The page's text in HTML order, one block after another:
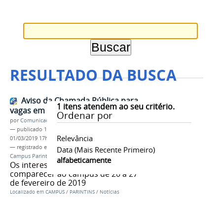
RESULTADO DA BUSCA
1 itens atendem ao seu critério.
Ordenar por
Relevância
Data (mais Recente Primeiro)
alfabeticamente
Aviso da Chamada Pública para
vagas em curso técnico!
porComunicação CPR
— publicado 12/02/2019
01/03/2019 17h18
— registrado em:
Matrícula Proeja, Proeja 2019
Campus Parintins
Administração Proeja
Os interessados deverão
comparecer ao campus de 20 a 27
de fevereiro de 2019
Localizado em CAMPUS / PARINTINS / Notícias